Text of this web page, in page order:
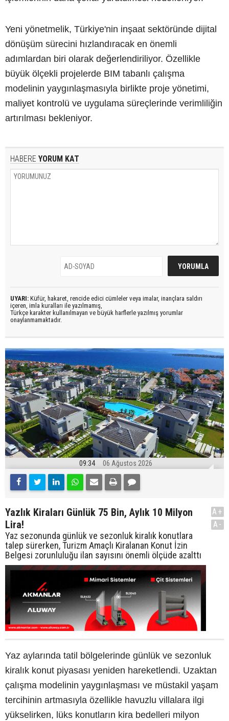
Yeni yönetmelik, Türkiye'nin inşaat sektöründe dijital
dönüşüm sürecini hızlandıracak en önemli
adımlardan biri olarak değerlendiriliyor. Özellikle
büyük ölçekli projelerde BIM tabanlı çalışma
modelinin yaygınlaşmasıyla birlikte proje yönetimi,
maliyet kontrolü ve uygulama süreçlerinde verimliliğin
artırılması bekleniyor.
HABERE YORUM KAT
UYARI: Küfür, hakaret, rencide edici cümleler veya imalar, inançlara saldırı
içeren, imla kuralları ile yazılmamış,
Türkçe karakter kullanılmayan ve büyük harflerle yazılmış yorumlar
onaylanmamaktadır.
09:34 06 Ağustos 2026
Yazlık Kiraları Günlük 75 Bin, Aylık 10 Milyon
Lira!
Yaz sezonunda günlük ve sezonluk kiralık konutlara
talep sürerken, Turizm Amaçlı Kiralanan Konut İzin
Belgesi zorunluluğu ilan sayısını önemli ölçüde azalttı
A+
A-
Yaz aylarında tatil bölgelerinde günlük ve sezonluk
kiralık konut piyasası yeniden hareketlendi. Uzaktan
çalışma modelinin yaygınlaşması ve müstakil yaşam
tercihinin artmasıyla özellikle havuzlu villalara ilgi
yükselirken, lüks konutların kira bedelleri milyon